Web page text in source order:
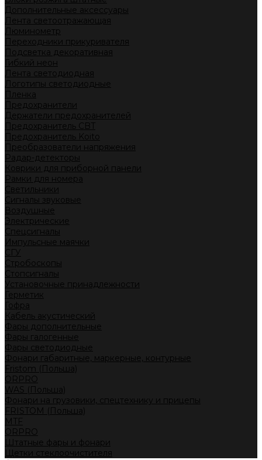
Дополнительные аксессуары
Лента светоотражающая
Люминометр
Переходники прикуривателя
Подсветка декоративная
Гибкий неон
Лента светодиодная
Логотипы светодиодные
Пленка
Предохранители
Держатели предохранителей
Предохранитель CBT
Предохранитель Koito
Преобразователи напряжения
Радар-детекторы
Коврики для приборной панели
Рамки для номера
Светильники
Сигналы звуковые
Воздушные
Электрические
Спецсигналы
Импульсные маячки
СГУ
Стробоскопы
Стопсигналы
Установочные принадлежности
Герметик
Гофра
Кабель акустический
Фары дополнительные
Фары галогенные
Фары светодиодные
Фонари габаритные, маркерные, контурные
Fristom (Польша)
ORPRO
WAS (Польша)
Фонари на грузовики, спецтехнику и прицепы
FRISTOM (Польша)
MTF
ORPRO
Штатные фары и фонари
Щетки стеклоочистителя